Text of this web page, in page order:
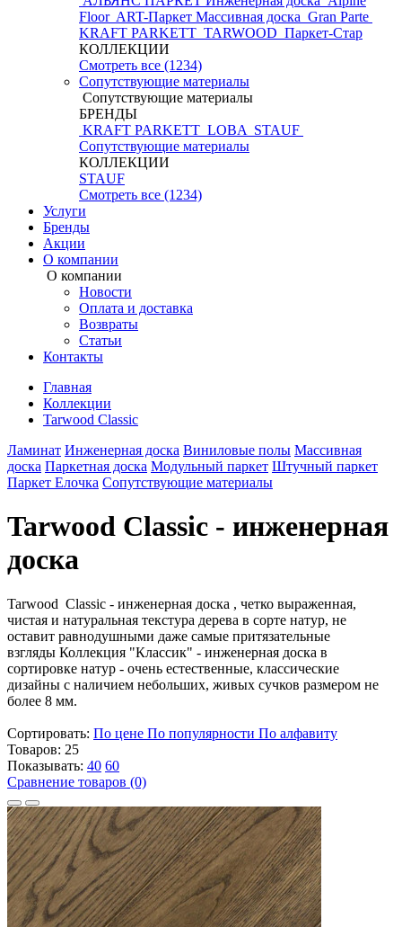
Floor ART-Паркет Массивная доска Gran Parte
KRAFT PARKETT TARWOOD Паркет-Стар
КОЛЛЕКЦИИ
Смотреть все (1234)
Сопутствующие материалы
Сопутствующие материалы
БРЕНДЫ
KRAFT PARKETT LOBA STAUF
Сопутствующие материалы
КОЛЛЕКЦИИ
STAUF
Смотреть все (1234)
Услуги
Бренды
Акции
О компании
О компании
Новости
Оплата и доставка
Возвраты
Статьи
Контакты
Главная
Коллекции
Tarwood Classic
Ламинат Инженерная доска Виниловые полы Массивная
доска Паркетная доска Модульный паркет Штучный паркет
Паркет Елочка Сопутствующие материалы
Tarwood Classic - инженерная
доска
Tarwood Classic - инженерная доска , четко выраженная,
чистая и натуральная текстура дерева в сорте натур, не
оставит равнодушными даже самые притязательные
взгляды Коллекция "Классик" - инженерная доска в
сортировке натур - очень естественные, классические
дизайны с наличием небольших, живых сучков размером не
более 8 мм.
Сортировать: По цене По популярности По алфавиту
Товаров: 25
Показывать: 40 60
Сравнение товаров (0)